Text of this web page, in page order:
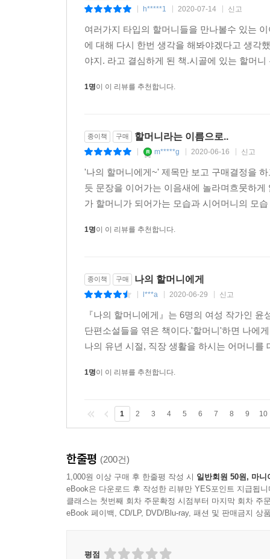
h*****1 2020-07-14 신고
여러가지 타입의 할머니들을 만나볼수 있는
에 대해 다시 한번 생각을 해봐야겠다고 생각
야지. 라고 결심하게 된 책.시골에 있는 할머
1명이 이 리뷰를 추천합니다.
종이책 구매 할머니라는 이름으로..
m*****g 2020-06-16 신고
'나의 할머니에게~' 제목만 보고 구매결정을
듯 문장을 이어가는 이음새에 놀라며흐뭇하
가 할머니가 되어가는 모습과 시어머니의 모
1명이 이 리뷰를 추천합니다.
종이책 구매 나의 할머니에게
l***a 2020-06-29 신고
『나의 할머니에게』는 6명의 여성 작가인
단편소설들을 엮은 책이다.'할머니'하면 나에
나의 유년 시절, 직장 생활을 하시는 어머니
1명이 이 리뷰를 추천합니다.
1 2 3 4 5 6 7 8 9 10
한줄평 (200건)
1,000원 이상 구매 후 한줄평 작성 시 일반회원 50원, 마니
eBook은 다운로드 후 작성한 리뷰만 YES포인트 지급됩니
클래스는 첫번째 회차 주문확정 시점부터 마지막 회차 주
eBook 페이백, CD/LP, DVD/Blu-ray, 패션 및 판매금지 상
평점